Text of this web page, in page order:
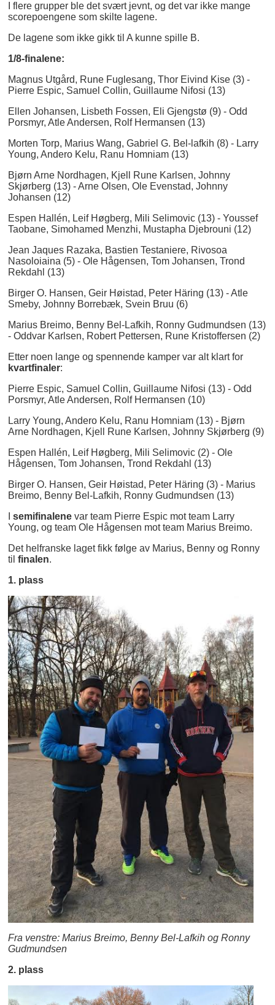
I flere grupper ble det svært jevnt, og det var ikke mange
scorepoengene som skilte lagene.
De lagene som ikke gikk til A kunne spille B.
1/8-finalene:
Magnus Utgård, Rune Fuglesang, Thor Eivind Kise (3) -
Pierre Espic, Samuel Collin, Guillaume Nifosi (13)
Ellen Johansen, Lisbeth Fossen, Eli Gjengstø (9) - Odd
Porsmyr, Atle Andersen, Rolf Hermansen (13)
Morten Torp, Marius Wang, Gabriel G. Bel-lafkih (8) - Larry
Young, Andero Kelu, Ranu Homniam (13)
Bjørn Arne Nordhagen, Kjell Rune Karlsen, Johnny
Skjørberg (13) - Arne Olsen, Ole Evenstad, Johnny
Johansen (12)
Espen Hallén, Leif Høgberg, Mili Selimovic (13) - Youssef
Taobane, Simohamed Menzhi, Mustapha Djebrouni (12)
Jean Jaques Razaka, Bastien Testaniere, Rivosoa
Nasoloiaina (5) - Ole Hågensen, Tom Johansen, Trond
Rekdahl (13)
Birger O. Hansen, Geir Høistad, Peter Häring (13) - Atle
Smeby, Johnny Borrebæk, Svein Bruu (6)
Marius Breimo, Benny Bel-Lafkih, Ronny Gudmundsen (13)
- Oddvar Karlsen, Robert Pettersen, Rune Kristoffersen (2)
Etter noen lange og spennende kamper var alt klart for
kvartfinaler:
Pierre Espic, Samuel Collin, Guillaume Nifosi (13) - Odd
Porsmyr, Atle Andersen, Rolf Hermansen (10)
Larry Young, Andero Kelu, Ranu Homniam (13) - Bjørn
Arne Nordhagen, Kjell Rune Karlsen, Johnny Skjørberg (9)
Espen Hallén, Leif Høgberg, Mili Selimovic (2) - Ole
Hågensen, Tom Johansen, Trond Rekdahl (13)
Birger O. Hansen, Geir Høistad, Peter Häring (3) - Marius
Breimo, Benny Bel-Lafkih, Ronny Gudmundsen (13)
Isemifinalene var team Pierre Espic mot team Larry
Young, og team Ole Hågensen mot team Marius Breimo.
Det helfranske laget fikk følge av Marius, Benny og Ronny
tilfinalen.
1. plass
Fra venstre: Marius Breimo, Benny Bel-Lafkih og Ronny
Gudmundsen
2. plass